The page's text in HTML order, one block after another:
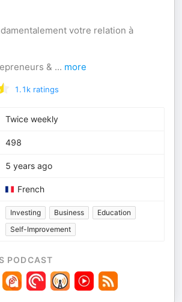
votre relation à
& ... more
1.1k ratings
Twice weekly
498
5 years ago
French
Investing Business
Education
Self-Improvement
PODCAST